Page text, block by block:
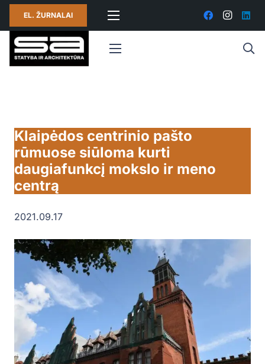
EL. ŽURNALAI
Klaipėdos centrinio pašto
rūmuose siūloma kurti
daugiafunkcį mokslo ir meno
centrą
2021.09.17